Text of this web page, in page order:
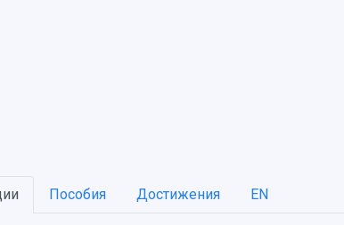
Пособия Достижения EN